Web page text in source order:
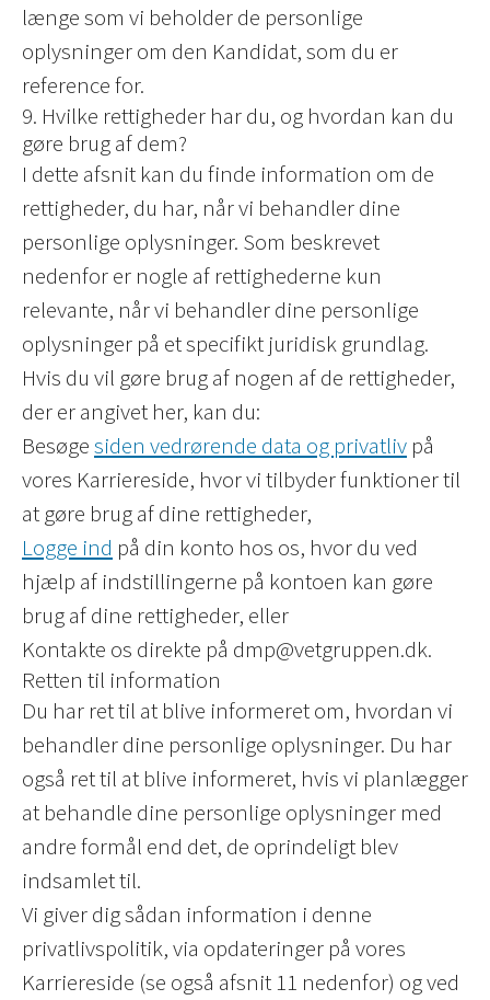
længe som vi beholder de personlige
oplysninger om den Kandidat, som du er
reference for.
9. Hvilke rettigheder har du, og hvordan kan du
gøre brug af dem?
I dette afsnit kan du finde information om de
rettigheder, du har, når vi behandler dine
personlige oplysninger. Som beskrevet
nedenfor er nogle af rettighederne kun
relevante, når vi behandler dine personlige
oplysninger på et specifikt juridisk grundlag.
Hvis du vil gøre brug af nogen af de rettigheder,
der er angivet her, kan du:
Besøgesiden vedrørende data og privatliv på
vores Karriereside, hvor vi tilbyder funktioner til
at gøre brug af dine rettigheder,
Logge ind på din konto hos os, hvor du ved
hjælp af indstillingerne på kontoen kan gøre
brug af dine rettigheder, eller
Kontakte os direkte på dmp@vetgruppen.dk.
Retten til information
Du har ret til at blive informeret om, hvordan vi
behandler dine personlige oplysninger. Du har
også ret til at blive informeret, hvis vi planlægger
at behandle dine personlige oplysninger med
andre formål end det, de oprindeligt blev
indsamlet til.
Vi giver dig sådan information i denne
privatlivspolitik, via opdateringer på vores
Karriereside (se også afsnit 11 nedenfor) og ved